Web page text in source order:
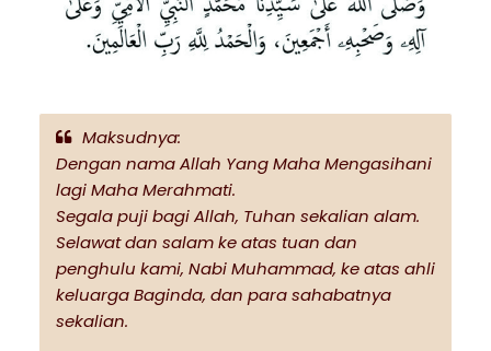
Maksudnya:
Dengan nama Allah Yang Maha Mengasihani
lagi Maha Merahmati.
Segala puji bagi Allah, Tuhan sekalian alam.
Selawat dan salam ke atas tuan dan
penghulu kami, Nabi Muhammad, ke atas ahli
keluarga Baginda, dan para sahabatnya
sekalian.